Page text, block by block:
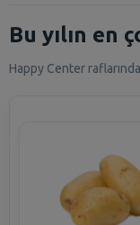
Bu yılın en
Happy Center